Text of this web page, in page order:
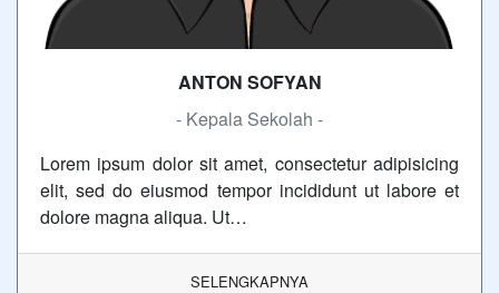
ANTON SOFYAN
- Kepala Sekolah -
Lorem ipsum dolor sit amet, consectetur adipisicing
elit, sed do eiusmod tempor incididunt ut labore et
dolore magna aliqua. Ut…
SELENGKAPNYA